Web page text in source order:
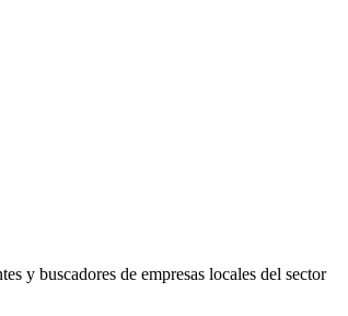
y buscadores de empresas locales del sector